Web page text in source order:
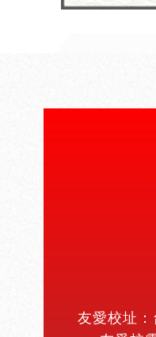
友愛校址